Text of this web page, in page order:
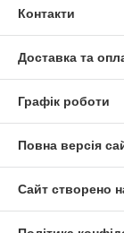
Контакти
Доставка та
Графік роботи
Повна версія
Сайт створено